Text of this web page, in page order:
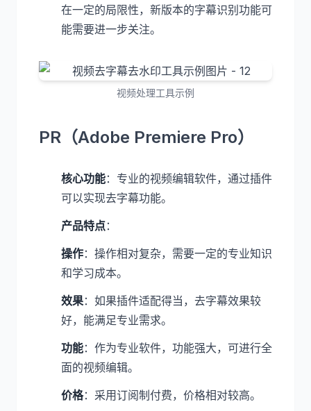
在一定的局限性，新版本的字幕识别功能可
能需要进一步关注。
视频处理工具示例
PR（Adobe Premiere Pro）
核心功能：专业的视频编辑软件，通过插件
可以实现去字幕功能。
产品特点：
操作：操作相对复杂，需要一定的专业知识
和学习成本。
效果：如果插件适配得当，去字幕效果较
好，能满足专业需求。
功能：作为专业软件，功能强大，可进行全
面的视频编辑。
价格：采用订阅制付费，价格相对较高。